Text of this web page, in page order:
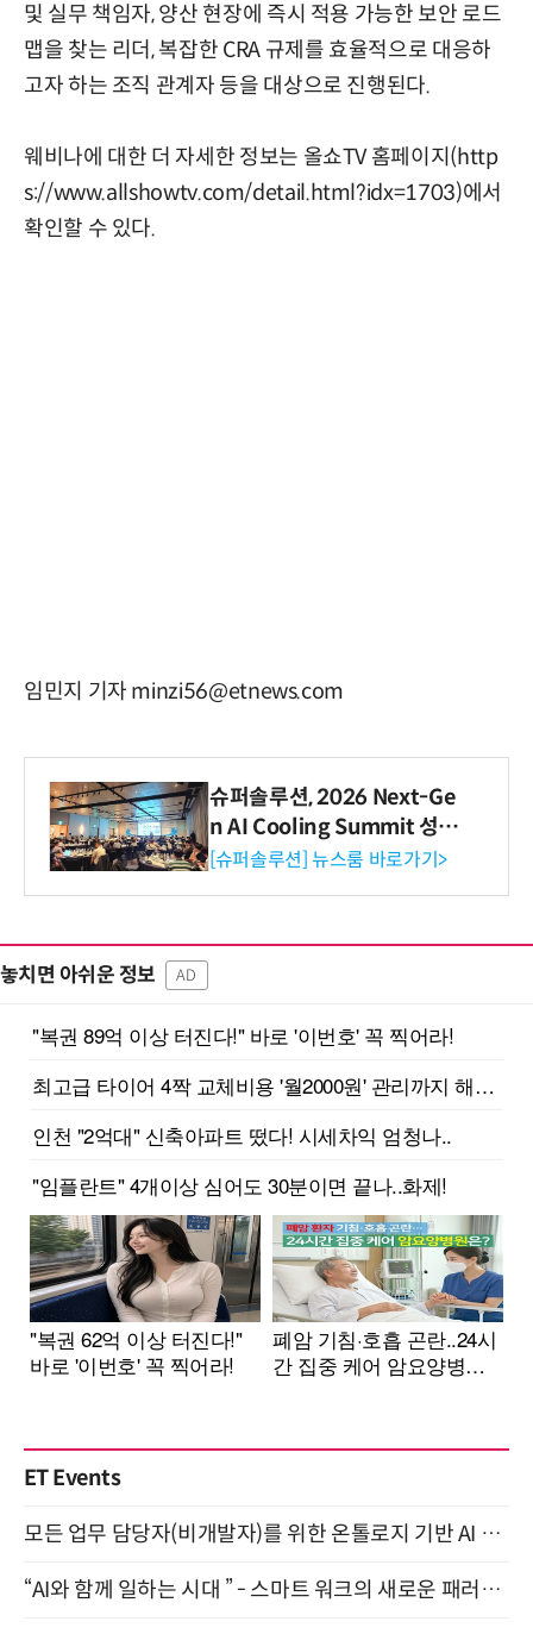
및 실무 책임자, 양산 현장에 즉시 적용 가능한 보안 로드
맵을 찾는 리더, 복잡한 CRA 규제를 효율적으로 대응하
고자 하는 조직 관계자 등을 대상으로 진행된다.
웨비나에 대한 더 자세한 정보는 올쇼TV 홈페이지(http
s://www.allshowtv.com/detail.html?idx=1703)에서
확인할 수 있다.
임민지 기자 minzi56@etnews.com
슈퍼솔루션, 2026 Next-Ge
n AI Cooling Summit 성황
리 성료
[슈퍼솔루션] 뉴스룸 바로가기>
놓치면 아쉬운 정보 AD
ET Events
모든 업무 담당자(비개발자)를 위한 온톨로지 기반 AI 지식체계 설계 1-day 워크숍 8월 20일 개최
“AI와 함께 일하는 시대 ” - 스마트 워크의 새로운 패러다임 (9/11)